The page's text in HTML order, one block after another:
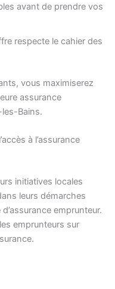
avant de prendre vos
respecte le cahier des
vous maximiserez
assurance
Bains.
à l’assurance
initiatives locales
leurs démarches
emprunteur.
emprunteurs sur